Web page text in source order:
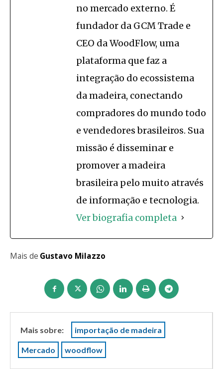
no mercado externo. É
fundador da GCM Trade e
CEO da WoodFlow, uma
plataforma que faz a
integração do ecossistema
da madeira, conectando
compradores do mundo todo
e vendedores brasileiros. Sua
missão é disseminar e
promover a madeira
brasileira pelo muito através
de informação e tecnologia.
Ver biografia completa
Mais de Gustavo Milazzo
Mais sobre: importação de madeira
Mercado woodflow